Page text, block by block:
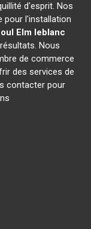
d'esprit. Nos
l'installation
Elm leblanc
Nous
de commerce
des services de
contacter pour